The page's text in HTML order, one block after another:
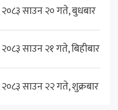
साउन २० गते, बुधबार
साउन २१ गते, बिहीबार
साउन २२ गते, शुक्रबार